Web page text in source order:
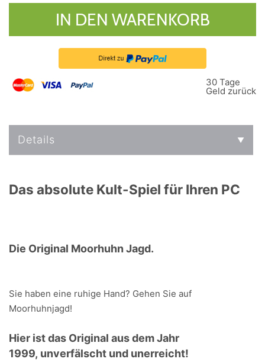
IN DEN WARENKORB
30 Tage
Geld zurück
Details
Das absolute Kult-Spiel für Ihren PC
Die Original Moorhuhn Jagd.
Sie haben eine ruhige Hand? Gehen Sie auf
Moorhuhnjagd!
Hier ist das Original aus dem Jahr
1999, unverfälscht und unerreicht!